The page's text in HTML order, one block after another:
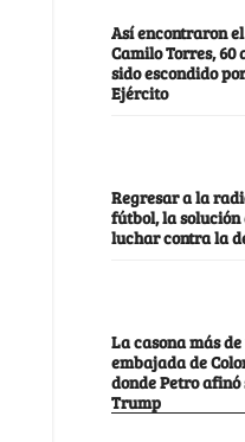
Así encontraron
Camilo Torres, 60
sido escondido
Ejército
Regresar a la
fútbol, la
luchar contra la
La casona más de
embajada de
donde Petro
Trump